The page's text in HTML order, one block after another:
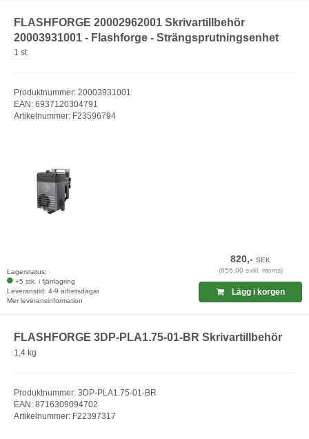
FLASHFORGE 20002962001 Skrivartillbehör
20003931001 - Flashforge - Strängsprutningsenhet
1 st.
Produktnummer: 20003931001
EAN: 6937120304791
Artikelnummer: F23596794
Lagerstatus:
+5 stk. i fjärrlagring
Leveranstid: 4-9 arbetsdagar
Mer leveransinformation
820,-SEK
(656,00 exkl. moms)
Lägg i korgen
FLASHFORGE 3DP-PLA1.75-01-BR Skrivartillbehör
1,4 kg
Produktnummer: 3DP-PLA1.75-01-BR
EAN: 8716309094702
Artikelnummer: F22397317